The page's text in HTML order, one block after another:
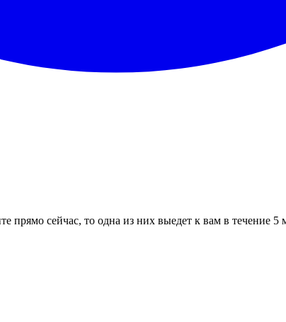
прямо сейчас, то одна из них выедет к вам в течение 5